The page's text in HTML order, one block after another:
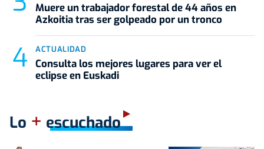
Muere un trabajador forestal de 44 años en
Azkoitia tras ser golpeado por un tronco
ACTUALIDAD
Consulta los mejores lugares para ver el
eclipse en Euskadi
Lo + escuchado